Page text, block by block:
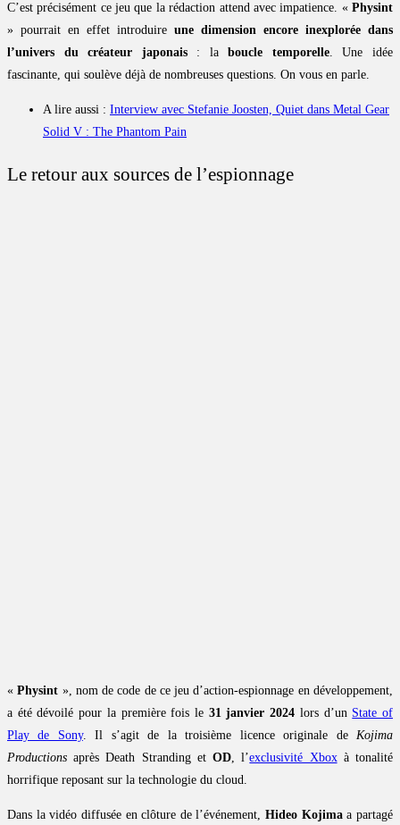
C’est précisément ce jeu que la rédaction attend avec impatience. « Physint
» pourrait en effet introduire une dimension encore inexplorée dans
l’univers du créateur japonais: laboucle temporelle. Une idée
fascinante, qui soulève déjà de nombreuses questions. On vous en parle.
A lire aussi : Interview avec Stefanie Joosten, Quiet dans Metal Gear
Solid V : The Phantom Pain
Le retour aux sources de l’espionnage
«Physint », nom de code de ce jeu d’action-espionnage en développement,
a été dévoilé pour la première fois le 31 janvier 2024 lors d’un State of
Play de Sony. Il s’agit de la troisième licence originale de Kojima
Productions après Death Stranding etOD , l’exclusivité Xboxà tonalité
horrifique reposant sur la technologie du cloud.
Dans la vidéo diffusée en clôture de l’événement,Hideo Kojimaa partagé